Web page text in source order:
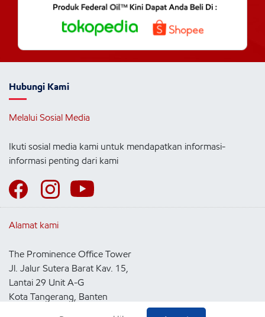
Hubungi Kami
Melalui Sosial Media
Ikuti sosial media kami untuk mendapatkan informasi-
informasi penting dari kami
Alamat kami
The Prominence Office Tower
Jl. Jalur Sutera Barat Kav. 15,
Lantai 29 Unit A-G
Kota Tangerang, Banten